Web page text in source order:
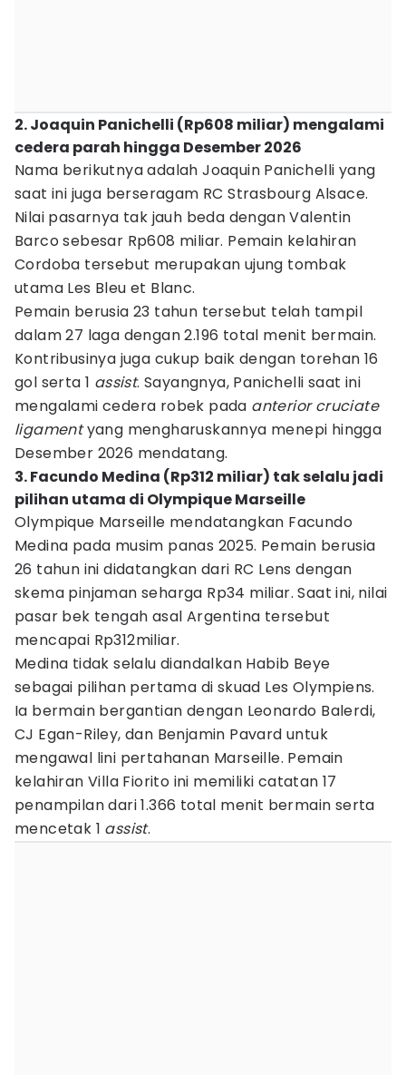
2. Joaquin Panichelli (Rp608 miliar) mengalami
cedera parah hingga Desember 2026
Nama berikutnya adalah Joaquin Panichelli yang
saat ini juga berseragam RC Strasbourg Alsace.
Nilai pasarnya tak jauh beda dengan Valentin
Barco sebesar Rp608 miliar. Pemain kelahiran
Cordoba tersebut merupakan ujung tombak
utama Les Bleu et Blanc.
Pemain berusia 23 tahun tersebut telah tampil
dalam 27 laga dengan 2.196 total menit bermain.
Kontribusinya juga cukup baik dengan torehan 16
gol serta 1 assist. Sayangnya, Panichelli saat ini
mengalami cedera robek pada anterior cruciate
ligamentyang mengharuskannya menepi hingga
Desember 2026 mendatang.
3. Facundo Medina (Rp312 miliar) tak selalu jadi
pilihan utama di Olympique Marseille
Olympique Marseille mendatangkan Facundo
Medina pada musim panas 2025. Pemain berusia
26 tahun ini didatangkan dari RC Lens dengan
skema pinjaman seharga Rp34 miliar. Saat ini, nilai
pasar bek tengah asal Argentina tersebut
mencapai Rp312miliar.
Medina tidak selalu diandalkan Habib Beye
sebagai pilihan pertama di skuad Les Olympiens.
Ia bermain bergantian dengan Leonardo Balerdi,
CJ Egan-Riley, dan Benjamin Pavard untuk
mengawal lini pertahanan Marseille. Pemain
kelahiran Villa Fiorito ini memiliki catatan 17
penampilan dari 1.366 total menit bermain serta
mencetak 1 assist.